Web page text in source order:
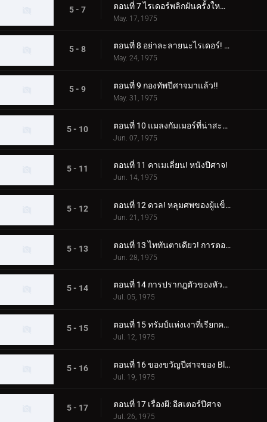
5 - 7 ตอนที่ 7 ไรเดอร์พลิกผันครั้งใหญ่!!
May. 17, 1975
5 - 8 ตอนที่ 8 อย่าละลายนะไรเดอร์! หมัดสุดท้าย อิเล็กโทรคิก!!
May. 24, 1975
5 - 9 ตอนที่ 9 กองทัพปีศาจมาแล้ว!!
May. 31, 1975
5 - 10 ตอนที่ 10 แมลงกัมเมอร์ที่น่าสะพรึงกลัว! มันมุ่งเป้าไปที่มนุษย์!!
Jun. 07, 1975
5 - 11 ตอนที่ 11 คาเมเลี่ยน! หนังปีศาจ!
Jun. 14, 1975
5 - 12 ตอนที่ 12 ดวล! หลุมศพของผู้แข็งแกร่ง!
Jun. 21, 1975
5 - 13 ตอนที่ 13 ไททันตาเดียว! การตอบโต้ครั้งสุดท้าย!!
Jun. 28, 1975
5 - 14 ตอนที่ 14 การปรากฎตัวของหัวหน้าผู้บริหารเงา!
Jul. 05, 1975
5 - 15 ตอนที่ 15 ทรัมป์แห่งเงาที่เรียกความตาย!!
Jul. 12, 1975
5 - 16 ตอนที่ 16 ของขวัญปีศาจของ Bloodsucking Bubunger!
Jul. 19, 1975
5 - 17 ตอนที่ 17 เรื่องผี: อีสเตอร์ปีศาจ
Jul. 26, 1975